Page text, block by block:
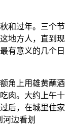
和过年。三个节
地方人，直到现
有意义的几个日
角上用雄黄蘸酒
肉。大约上午十
后，在城里住家
边看划